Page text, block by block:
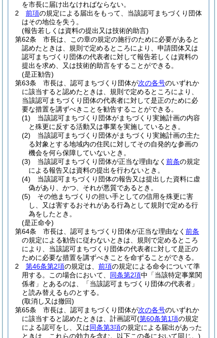
を市長に届け出なければならない。
2
前項の規定による届出をもって、当該認可まちづくり団体
はその地位を失う。
(報告若しくは資料の提出又は技術的助言)
第62条
市長は、この章の規定の施行のために必要があると
認めたときは、規則で定めるところにより、申請団体又は
認可まちづくり団体の代表者に対して報告若しくは資料の
提出を求め、又は技術的助言をすることができる。
(是正勧告)
第63条
市長は、認可まちづくり団体が次の各号のいずれか
に該当すると認めたときは、規則で定めるところにより、
当該認可まちづくり団体の代表者に対して是正のために必
要な措置を講ずべきことを勧告することができる。
(1)
当該認可まちづくり団体がまちづくり実施計画の内容
と殊更に反する活動又は事業を実施しているとき。
(2)
当該認可まちづくり団体がまちづくり実施計画の主た
る対象とする地域内の住民に対してその自発的な参画の
機会を何ら保障していないとき。
(3)
当該認可まちづくり団体が正当な理由なく 前条の規定
による報告又は資料の提出を行わないとき。
(4)
当該認可まちづくり団体の報告又は提出した資料に虚
偽があり、かつ、それが悪質であるとき。
(5)
その他まちづくりの担い手としての信用を殊更に害
し、又は害するおそれがある行為として規則で定める行
為をしたとき。
(是正命令)
第64条
市長は、認可まちづくり団体が正当な理由なく 前条
の規定による勧告に従わないときは、規則で定めるところ
により、当該認可まちづくり団体の代表者に対して是正の
ために必要な措置を講ずべきことを命ずることができる。
2
第46条第2項の規定は、 前項の規定による命令について準
用する。
この場合において、 同条第2項中「当該特定事業関
係者」とあるのは、「当該認可まちづくり団体の代表者」
と読み替えるものとする。
(取消し又は撤回)
第65条
市長は、認可まちづくり団体が次の各号のいずれか
に該当すると認めたときは、計画認可(第60条第1項の規定
による認可をし、又は同条第3項の規定による届出があった
ときは、これらの効力を含む。以下この条において同じ。)